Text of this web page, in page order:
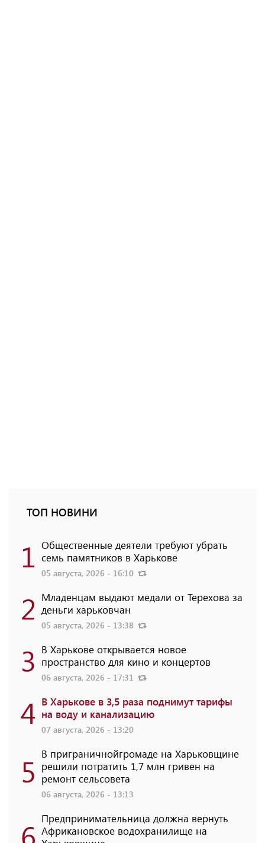
ТОП НОВИНИ
1 Общественные деятели требуют убрать
семь памятников в Харькове
05 августа, 2026 - 16:10
2 Младенцам выдают медали от Терехова за
деньги харьковчан
05 августа, 2026 - 13:38
3 В Харькове открывается новое
пространство для кино и концертов
06 августа, 2026 - 17:31
4 В Харькове в 3,5 раза поднимут тарифы
на воду и канализацию
07 августа, 2026 - 13:20
5 В приграничнойгромаде на Харьковщине
решили потратить 1,7 млн ​​гривен на
ремонт сельсовета
06 августа, 2026 - 13:13
6 Предпринимательница должна вернуть
Африкановское водохранилище на